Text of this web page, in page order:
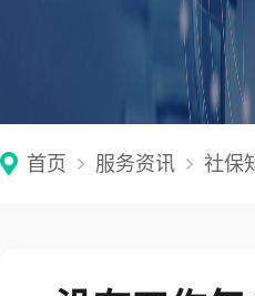
首页 服务资讯 社保